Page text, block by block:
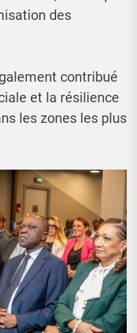
des
contribué
et la résilience
les zones les plus